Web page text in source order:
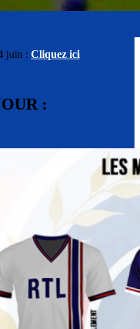
juin : Cliquez ici
: